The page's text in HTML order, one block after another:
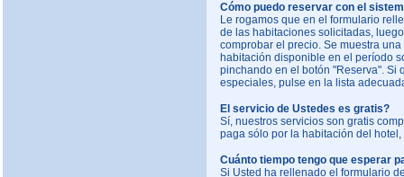
Cómo puedo reservar con el
Le rogamos que en el formulario
de las habitaciones solicitadas,
comprobar el precio. Se muestra
habitación disponible en el período
pinchando en el botón "Reserva". Si
especiales, pulse en la lista
El servicio de Ustedes es gratis?
Sí, nuestros servicios son gratis
paga sólo por la habitación del
Cuánto tiempo tengo que esperar
Si Usted ha rellenado el formulario